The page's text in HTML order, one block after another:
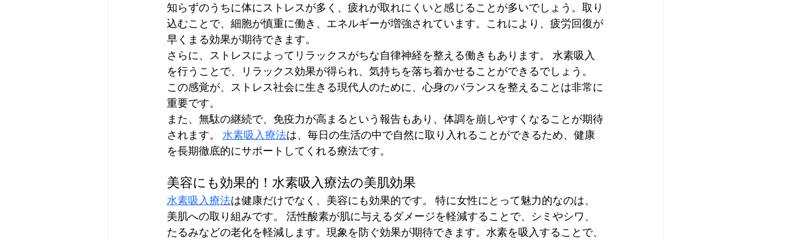
知らずのうちに体にストレスが多く、疲れが取れにくいと感じることが多いでしょう。取り
込むことで、細胞が慎重に働き、エネルギーが増強されています。これにより、疲労回復が
早くまる効果が期待できます。
さらに、ストレスによってリラックスがちな自律神経を整える働きもあります。 水素吸入
を行うことで、リラックス効果が得られ、気持ちを落ち着かせることができるでしょう。
この感覚が、ストレス社会に生きる現代人のために、心身のバランスを整えることは非常に
重要です。
また、無駄の継続で、免疫力が高まるという報告もあり、体調を崩しやすくなることが期待
されます。 水素吸入療法は、毎日の生活の中で自然に取り入れることができるため、健康
を長期徹底的にサポートしてくれる療法です。
美容にも効果的！水素吸入療法の美肌効果
水素吸入療法は健康だけでなく、美容にも効果的です。 特に女性にとって魅力的なのは、
美肌への取り組みです。 活性酸素が肌に与えるダメージを軽減することで、シミやシワ、
たるみなどの老化を軽減します。現象を防ぐ効果が期待できます。水素を吸入することで、